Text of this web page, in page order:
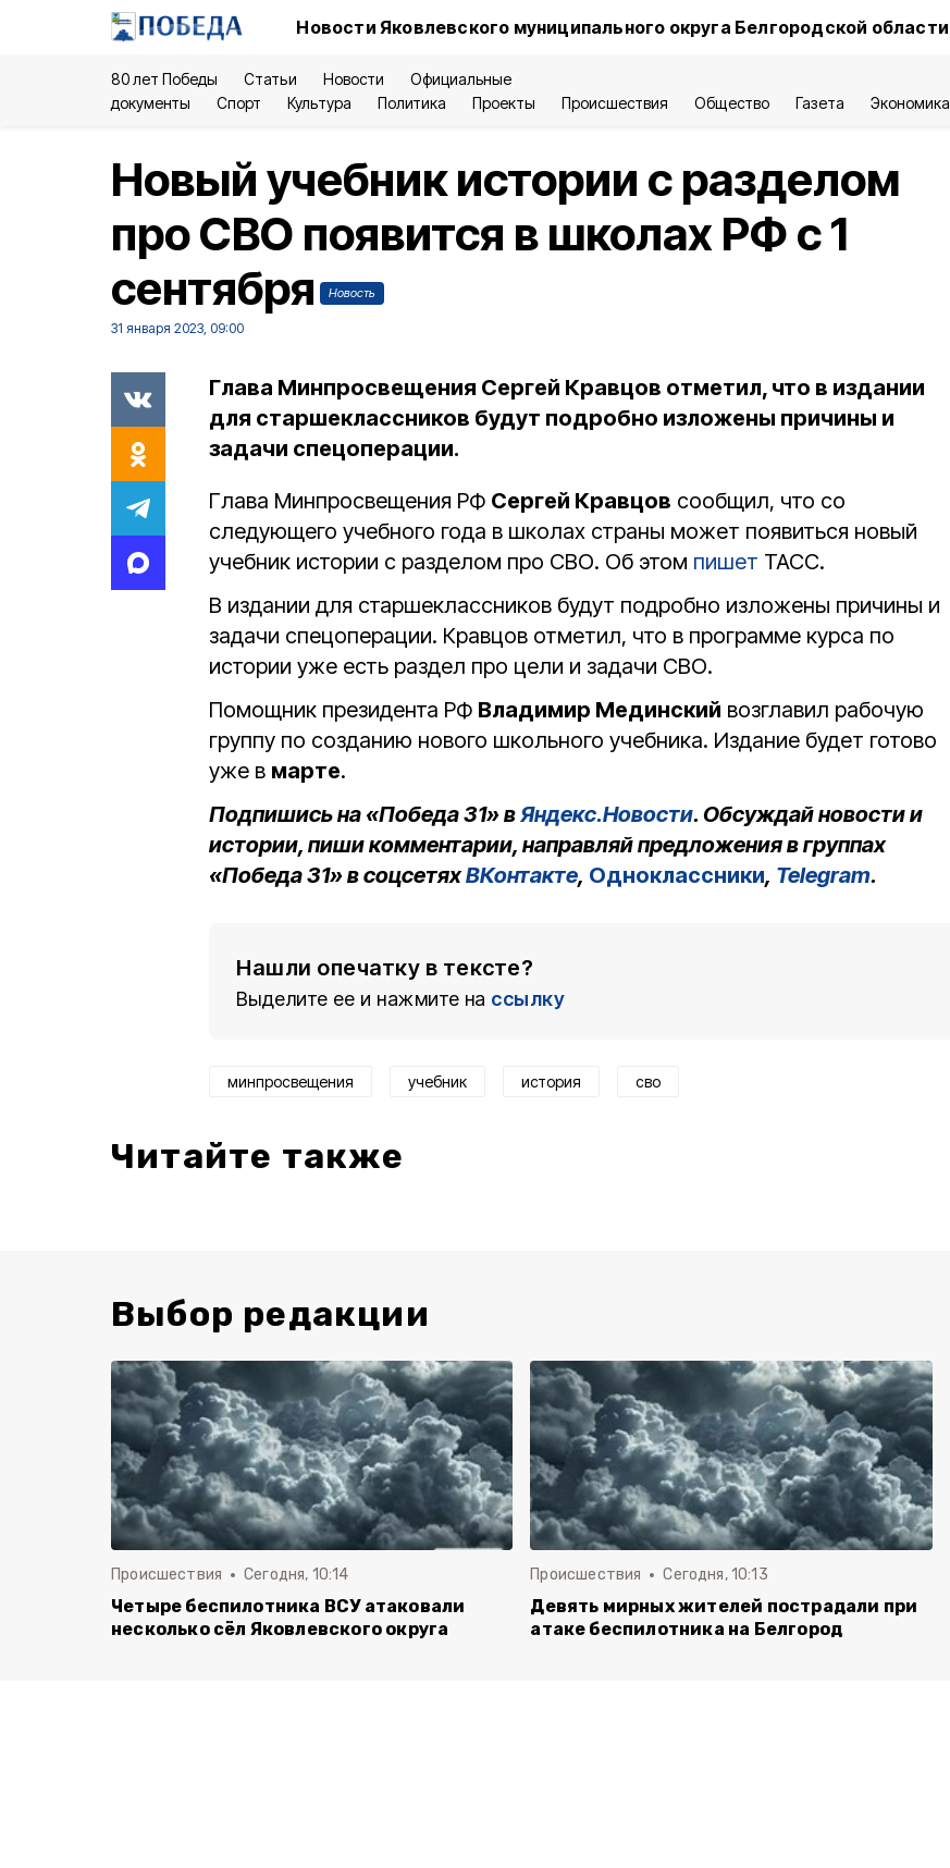
Новости Яковлевского муниципального округа Белгородской области
80 лет Победы Статьи Новости
Официальные
документы
Спорт Культура Политика Проекты Происшествия Общество Газета Экономика
Новый учебник истории с разделом
про СВО появится в школах РФ с 1
сентября
Новость
31 января 2023, 09:00
Глава Минпросвещения Сергей Кравцов отметил, что в издании
для старшеклассников будут подробно изложены причины и
задачи спецоперации.
Глава Минпросвещения РФ Сергей Кравцов сообщил, что со
следующего учебного года в школах страны может появиться новый
учебник истории с разделом про СВО. Об этом пишет ТАСС.
В издании для старшеклассников будут подробно изложены причины и
задачи спецоперации. Кравцов отметил, что в программе курса по
истории уже есть раздел про цели и задачи СВО.
Помощник президента РФ Владимир Мединский возглавил рабочую
группу по созданию нового школьного учебника. Издание будет готово
уже в марте.
Подпишись на «Победа 31» вЯндекс.Новости. Обсуждай новости и
истории, пиши комментарии, направляй предложения в группах
«Победа 31» в соцсетяхВКонтакте, Одноклассники, Telegram.
Нашли опечатку в тексте?
Выделите ее и нажмите на ссылку
минпросвещения учебник история сво
Читайте также
Выбор редакции
Происшествия Сегодня, 10:14
Четыре беспилотника ВСУ атаковали
несколько сёл Яковлевского округа
Происшествия Сегодня, 10:13
Девять мирных жителей пострадали при
атаке беспилотника на Белгород